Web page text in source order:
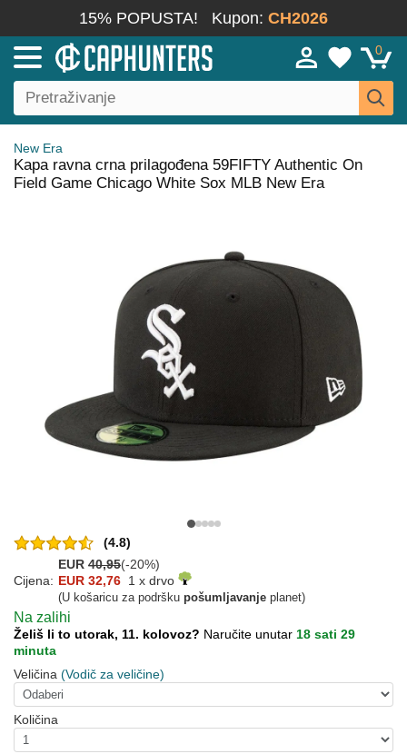
15% POPUSTA! Kupon: CH2026
0
New Era
Kapa ravna crna prilagođena 59FIFTY Authentic On
Field Game Chicago White Sox MLB New Era
(4.8)
EUR 40,95(-20%)
Cijena: EUR 32,76 1 x drvo
(U košaricu za podršku pošumljavanje planet)
Na zalihi
Želiš li to utorak, 11. kolovoz? Naručite unutar 18 sati 29
minuta
Veličina (Vodič za veličine)
Količina